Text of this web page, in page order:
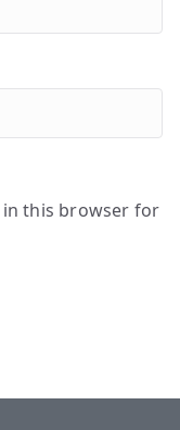
in this browser for